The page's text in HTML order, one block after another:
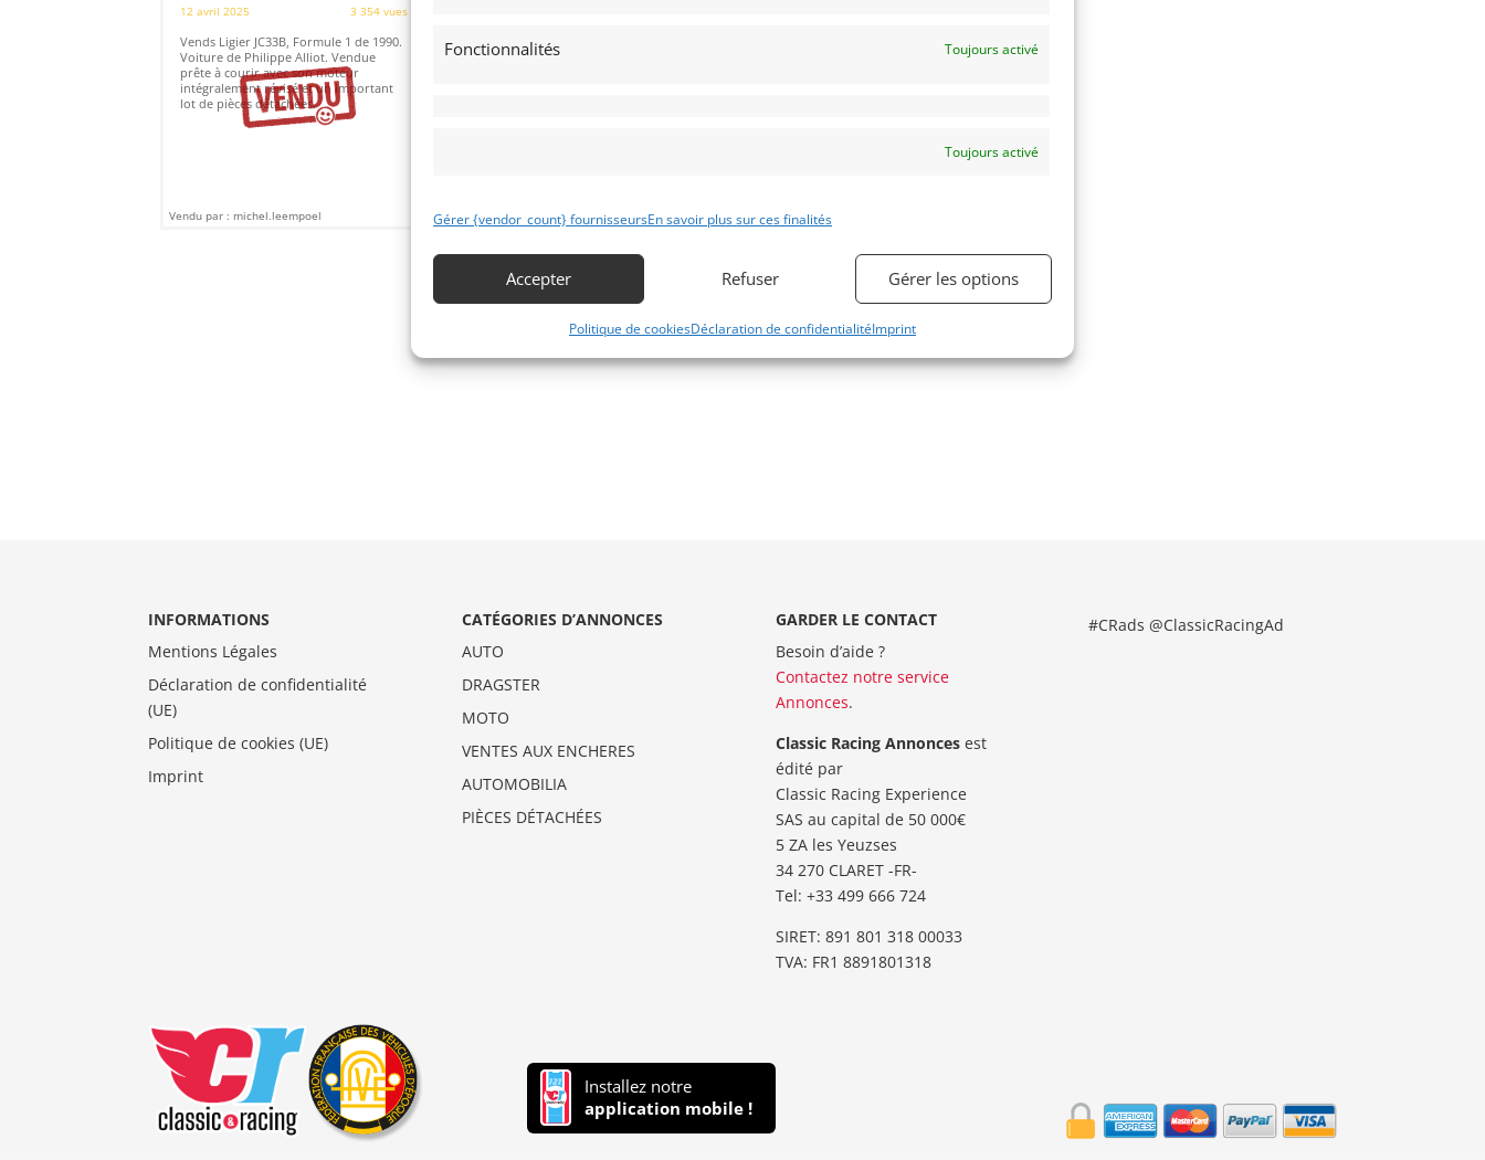
Fonctionnalités Toujours activé
Toujours activé
Gérer {vendor_count} fournisseursEn savoir plus sur ces finalités
Accepter Refuser Gérer les options
Politique de cookiesDéclaration de confidentialitéImprint
12 avril 2025
3 354 vues
Vends Ligier JC33B, Formule 1 de 1990.
Voiture de Philippe Alliot. Vendue
prête à courir avec son moteur
intégralement révisé et un important
lot de pièces détachées.
Vendu par : michel.leempoel
Vends Chevrolet Corvette C1 de 1954,
en parfait état. Moteur 6 cylindres
Vendu par : michel.leempoel
INFORMATIONS
Mentions Légales
Déclaration de confidentialité
(UE)
Politique de cookies (UE)
Imprint
CATÉGORIES D’ANNONCES
AUTO
DRAGSTER
MOTO
VENTES AUX ENCHERES
AUTOMOBILIA
PIÈCES DÉTACHÉES
GARDER LE CONTACT
Besoin d’aide ?
Contactez notre service
Annonces.
Classic Racing Annoncesest
édité par
Classic Racing Experience
SAS au capital de 50 000€
5 ZA les Yeuzses
34 270 CLARET -FR-
Tel: ‭+33 499 666 724‬
SIRET: 891 801 318 00033
TVA: FR1 8891801318
#CRads @ClassicRacingAd
Installez notre
application mobile !